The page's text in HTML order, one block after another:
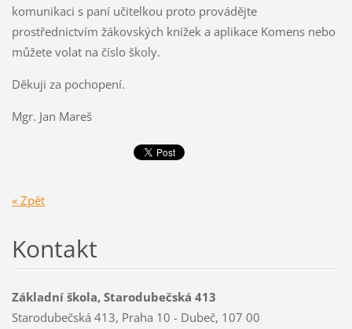
komunikaci s paní učitelkou proto provádějte
prostřednictvím žákovských knížek a aplikace Komens nebo
můžete volat na číslo školy.
Děkuji za pochopení.
Mgr. Jan Mareš
« Zpět
Kontakt
Základní škola, Starodubečská 413
Starodubečská 413, Praha 10 - Dubeč, 107 00